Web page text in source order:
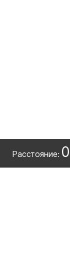
Расстояние: 0